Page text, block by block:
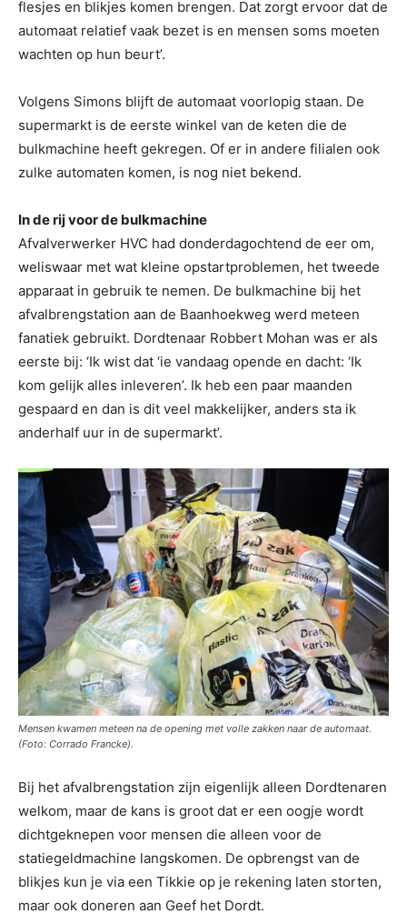
flesjes en blikjes komen brengen. Dat zorgt ervoor dat de
automaat relatief vaak bezet is en mensen soms moeten
wachten op hun beurt’.
Volgens Simons blijft de automaat voorlopig staan. De
supermarkt is de eerste winkel van de keten die de
bulkmachine heeft gekregen. Of er in andere filialen ook
zulke automaten komen, is nog niet bekend.
In de rij voor de bulkmachine
Afvalverwerker HVC had donderdagochtend de eer om,
weliswaar met wat kleine opstartproblemen, het tweede
apparaat in gebruik te nemen. De bulkmachine bij het
afvalbrengstation aan de Baanhoekweg werd meteen
fanatiek gebruikt. Dordtenaar Robbert Mohan was er als
eerste bij: ‘Ik wist dat ‘ie vandaag opende en dacht: ‘Ik
kom gelijk alles inleveren’. Ik heb een paar maanden
gespaard en dan is dit veel makkelijker, anders sta ik
anderhalf uur in de supermarkt’.
Mensen kwamen meteen na de opening met volle zakken naar de automaat.
(Foto: Corrado Francke).
Bij het afvalbrengstation zijn eigenlijk alleen Dordtenaren
welkom, maar de kans is groot dat er een oogje wordt
dichtgeknepen voor mensen die alleen voor de
statiegeldmachine langskomen. De opbrengst van de
blikjes kun je via een Tikkie op je rekening laten storten,
maar ook doneren aan Geef het Dordt.